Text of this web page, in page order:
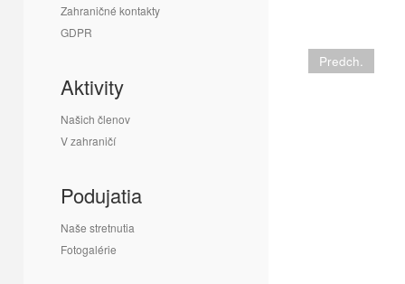
Zahraničné kontakty
GDPR
Aktivity
Našich členov
V zahraničí
Podujatia
Naše stretnutia
Fotogalérie
Predch.